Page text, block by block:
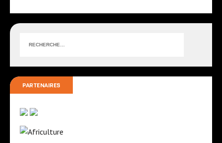
PARTENAIRES